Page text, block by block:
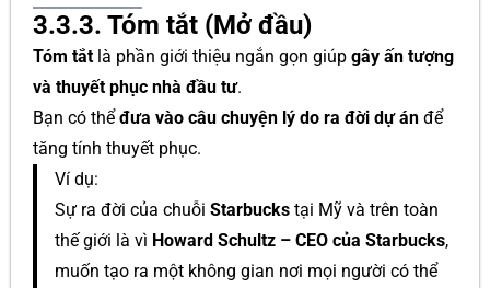
3.3.3. Tóm tắt (Mở đầu)
Tóm tắt là phần giới thiệu ngắn gọn giúp gây ấn tượng
và thuyết phục nhà đầu tư.
Bạn có thểđưa vào câu chuyện lý do ra đời dự án để
tăng tính thuyết phục.
Ví dụ:
Sự ra đời của chuỗi Starbucks tại Mỹ và trên toàn
thế giới là vì Howard Schultz – CEO của Starbucks,
muốn tạo ra một không gian nơi mọi người có thể